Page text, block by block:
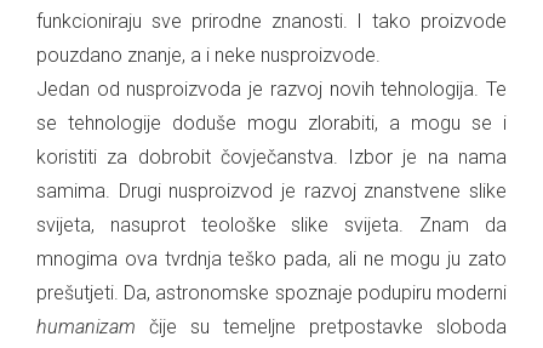
funkcioniraju sve prirodne znanosti. I tako proizvode
pouzdano znanje, a i neke nusproizvode.
Jedan od nusproizvoda je razvoj novih tehnologija. Te
se tehnologije doduše mogu zlorabiti, a mogu se i
koristiti za dobrobit čovječanstva. Izbor je na nama
samima. Drugi nusproizvod je razvoj znanstvene slike
svijeta, nasuprot teološke slike svijeta. Znam da
mnogima ova tvrdnja teško pada, ali ne mogu ju zato
prešutjeti. Da, astronomske spoznaje podupiru moderni
humanizam čije su temeljne pretpostavke sloboda